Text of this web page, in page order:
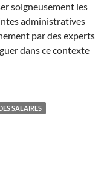
soigneusement les
administratives
par des experts
dans ce contexte
SALAIRES